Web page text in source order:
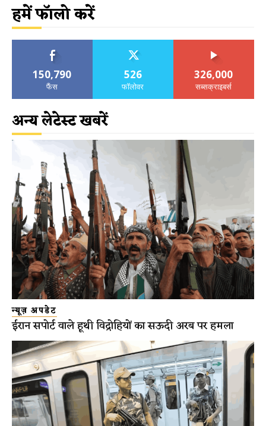
हमें फॉलो करें
150,790
फैंस
526
फॉलोवर
326,000
सब्सक्राइबर्स
अन्य लेटेस्ट खबरें
न्यूज़ अपडेट
ईरान सपोर्ट वाले हूथी विद्रोहियों का सऊदी अरब पर हमला